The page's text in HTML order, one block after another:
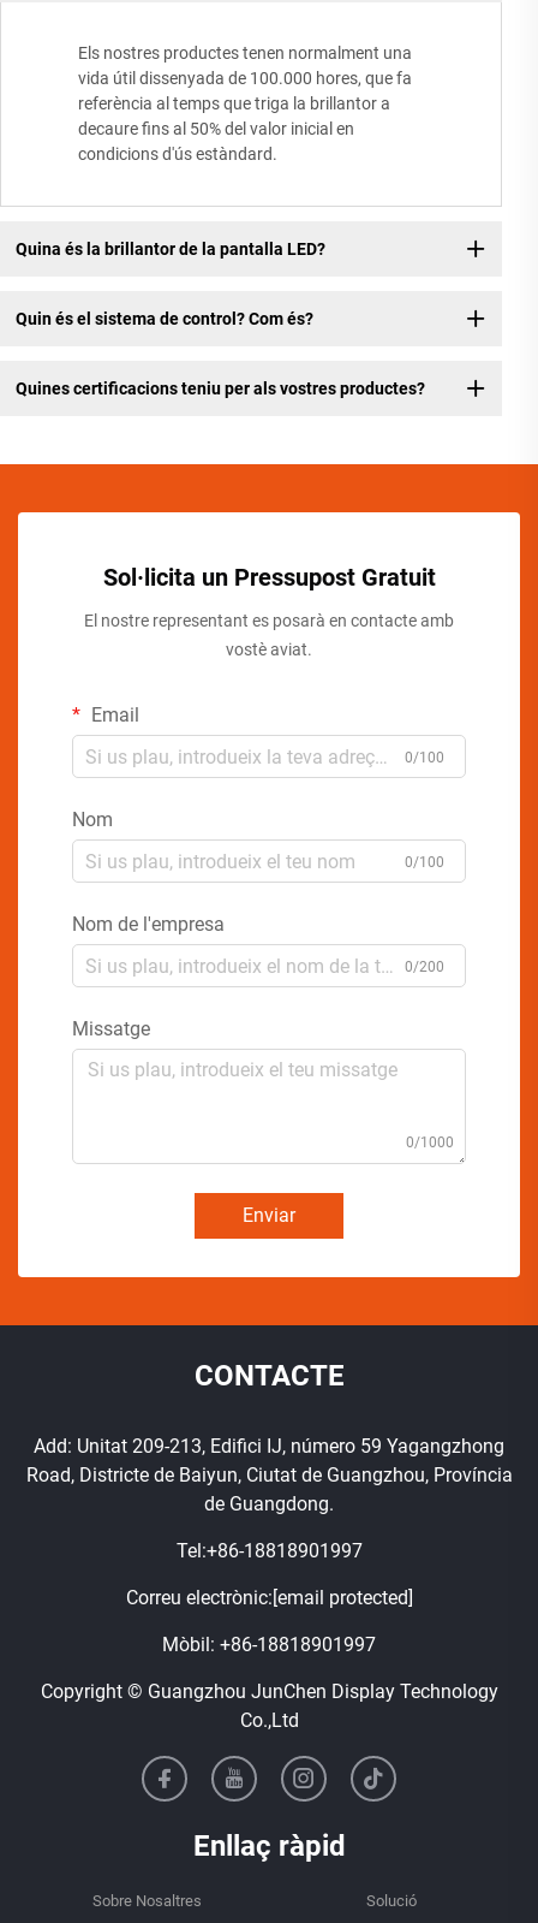
Els nostres productes tenen normalment una
vida útil dissenyada de 100.000 hores, que fa
referència al temps que triga la brillantor a
decaure fins al 50% del valor inicial en
condicions d'ús estàndard.
Quina és la brillantor de la pantalla LED?
Quin és el sistema de control? Com és?
Quines certificacions teniu per als vostres productes?
Sol·licita un Pressupost Gratuit
El nostre representant es posarà en contacte amb
vostè aviat.
Email
0/100
Nom
0/100
Nom de l'empresa
0/200
Missatge
0/1000
Enviar
CONTACTE
Add: Unitat 209-213, Edifici IJ, número 59 Yagangzhong
Road, Districte de Baiyun, Ciutat de Guangzhou, Província
de Guangdong.
Tel:+86-18818901997
Correu electrònic: [email protected]
Mòbil: +86-18818901997
Copyright © Guangzhou JunChen Display Technology
Co.,Ltd
Enllaç ràpid
Sobre Nosaltres Solució